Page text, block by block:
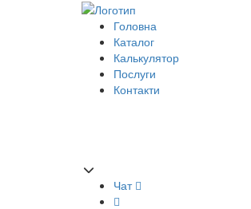
Головна
Каталог
Калькулятор
Послуги
Контакти
Чат